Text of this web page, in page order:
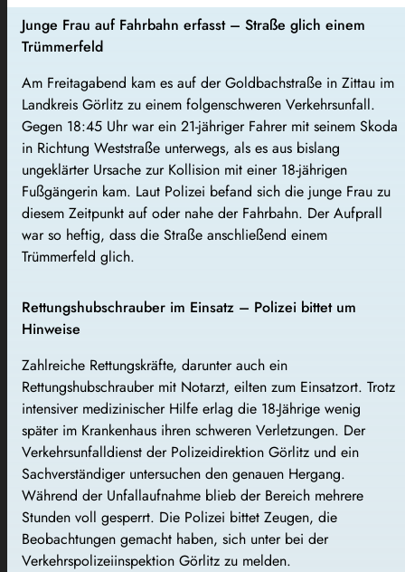
Junge Frau auf Fahrbahn erfasst – Straße glich einem
Trümmerfeld
Am Freitagabend kam es auf der Goldbachstraße in Zittau im
Landkreis Görlitz zu einem folgenschweren Verkehrsunfall.
Gegen 18:45 Uhr war ein 21-jähriger Fahrer mit seinem Skoda
in Richtung Weststraße unterwegs, als es aus bislang
ungeklärter Ursache zur Kollision mit einer 18-jährigen
Fußgängerin kam. Laut Polizei befand sich die junge Frau zu
diesem Zeitpunkt auf oder nahe der Fahrbahn. Der Aufprall
war so heftig, dass die Straße anschließend einem
Trümmerfeld glich.
Rettungshubschrauber im Einsatz – Polizei bittet um
Hinweise
Zahlreiche Rettungskräfte, darunter auch ein
Rettungshubschrauber mit Notarzt, eilten zum Einsatzort. Trotz
intensiver medizinischer Hilfe erlag die 18-Jährige wenig
später im Krankenhaus ihren schweren Verletzungen. Der
Verkehrsunfalldienst der Polizeidirektion Görlitz und ein
Sachverständiger untersuchen den genauen Hergang.
Während der Unfallaufnahme blieb der Bereich mehrere
Stunden voll gesperrt. Die Polizei bittet Zeugen, die
Beobachtungen gemacht haben, sich unter bei der
Verkehrspolizeiinspektion Görlitz zu melden.